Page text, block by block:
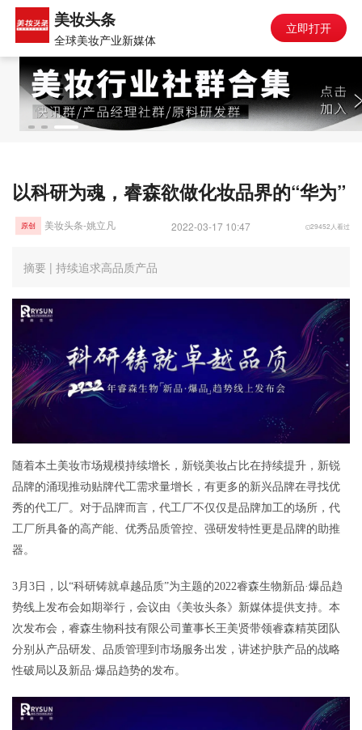
美妆头条
全球美妆产业新媒体
立即打开
以科研为魂，睿森欲做化妆品界的“华为”
原创 美妆头条-姚立凡 2022-03-17 10:47 29452人看过
摘要 | 持续追求高品质产品
随着本土美妆市场规模持续增长，新锐美妆占比在持续提升，新锐
品牌的涌现推动贴牌代工需求量增长，有更多的新兴品牌在寻找优
秀的代工厂。对于品牌而言，代工厂不仅仅是品牌加工的场所，代
工厂所具备的高产能、优秀品质管控、强研发特性更是品牌的助推
器。
3月3日，以“科研铸就卓越品质”为主题的2022睿森生物新品·爆品趋
势线上发布会如期举行，会议由《美妆头条》新媒体提供支持。本
次发布会，睿森生物科技有限公司董事长王美贤带领睿森精英团队
分别从产品研发、品质管理到市场服务出发，讲述护肤产品的战略
性破局以及新品·爆品趋势的发布。